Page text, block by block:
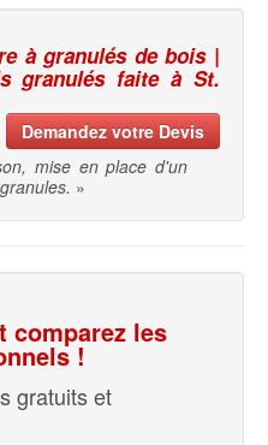
à granulés de bois |
granulés faite à St.
Demandez votre Devis
mise en place d'un
»
comparez les
!
gratuits et